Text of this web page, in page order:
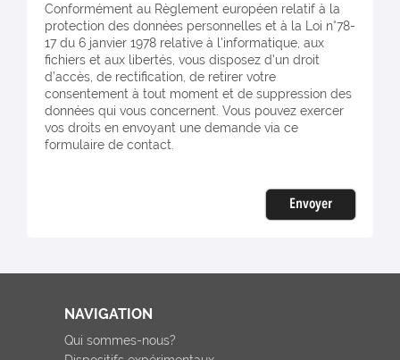
Conformément au Règlement européen relatif à la
protection des données personnelles et à la Loi n°78-
17 du 6 janvier 1978 relative à l'informatique, aux
fichiers et aux libertés, vous disposez d’un droit
d’accès, de rectification, de retirer votre
consentement à tout moment et de suppression des
données qui vous concernent. Vous pouvez exercer
vos droits en envoyant une demande via ce
formulaire de contact.
Envoyer
NAVIGATION
Qui sommes-nous?